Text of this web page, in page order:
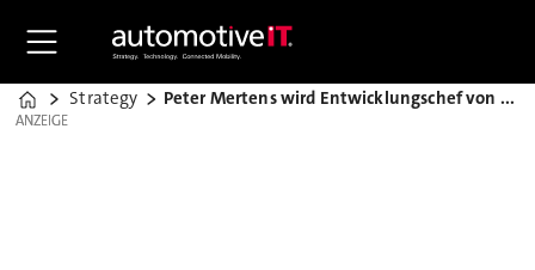
Home
Strategy Peter Mertens wird Entwicklungschef von Audi
ANZEIGE
ANZEIGE